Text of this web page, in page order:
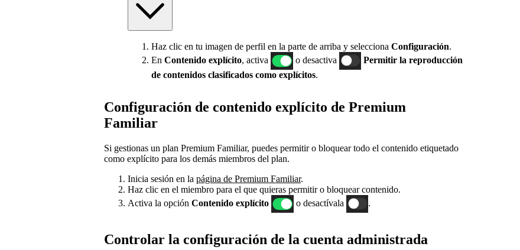
Haz clic en tu imagen de perfil en la parte de arriba y selecciona Configuración.
En Contenido explícito, activa o desactiva
Permitir la reproducción
de contenidos clasificados como explícitos.
Configuración de contenido explícito de Premium
Familiar
Si gestionas un plan Premium Familiar, puedes permitir o bloquear todo el contenido etiquetado
como explícito para los demás miembros del plan.
Inicia sesión en la página de Premium Familiar.
Haz clic en el miembro para el que quieras permitir o bloquear contenido.
Activa la opción Contenido explícito o desactívala .
Controlar la configuración de la cuenta administrada